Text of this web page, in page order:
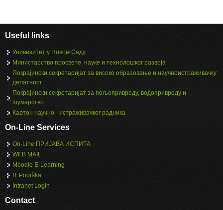
Useful links
Унивезитет у Новом Саду
Министарство просвете, науке и технолошког развоја
Покрајински секретаријат за високо образовање и научноистраживачку
делатност
Покрајински секретаријат за пољопривреду, водопривреду и
шумарство
Картон научно - истраживачког радника
On-Line Services
On-Line ПРИЈАВА ИСПИТА
WEB MAIL
Moodle E-Learning
IT Podrška
Intranet Login
Contact